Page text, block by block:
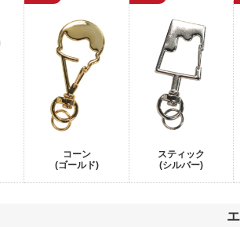
コーン
(ゴールド)
スティック
(シルバー)